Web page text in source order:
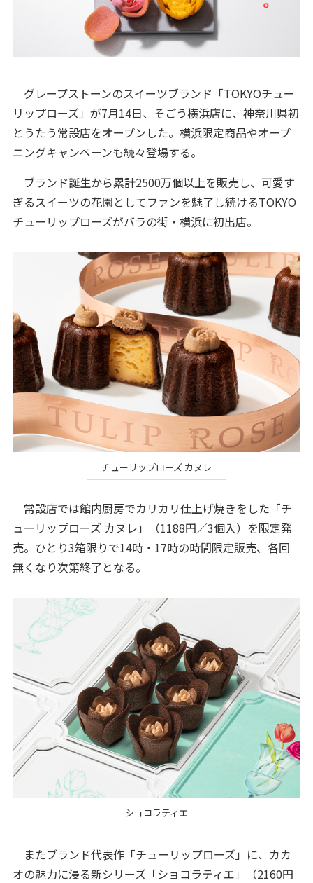
グレープストーンのスイーツブランド「TOKYOチュー
リップローズ」が7月14日、そごう横浜店に、神奈川県初
とうたう常設店をオープンした。横浜限定商品やオープ
ニングキャンペーンも続々登場する。
ブランド誕生から累計2500万個以上を販売し、可愛す
ぎるスイーツの花園としてファンを魅了し続けるTOKYO
チューリップローズがバラの街・横浜に初出店。
チューリップローズ カヌレ
常設店では館内厨房でカリカリ仕上げ焼きをした「チ
ューリップローズ カヌレ」（1188円／3個入）を限定発
売。ひとり3箱限りで14時・17時の時間限定販売、各回
無くなり次第終了となる。
ショコラティエ
またブランド代表作「チューリップローズ」に、カカ
オの魅力に浸る新シリーズ「ショコラティエ」（2160円